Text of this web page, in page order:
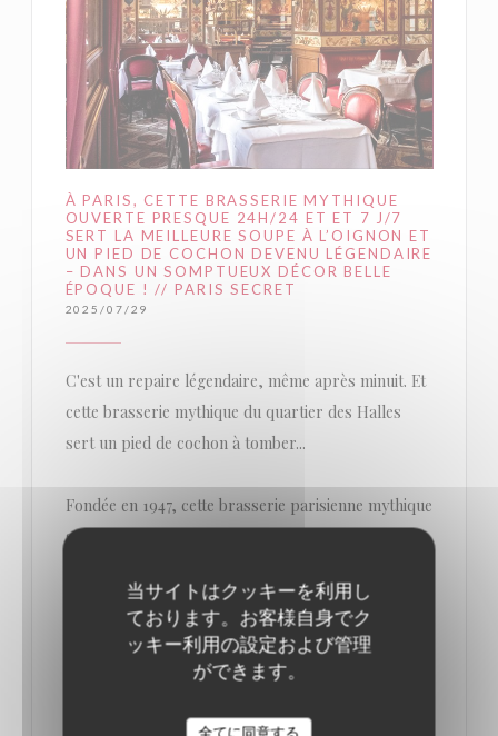
当サイトはクッキーを利用し
ております。お客様自身でク
ッキー利用の設定および管理
ができます。
全てに同意する
À PARIS, CETTE BRASSERIE MYTHIQUE
OUVERTE PRESQUE 24H/24 ET ET 7 J/7
SERT LA MEILLEURE SOUPE À L’OIGNON ET
UN PIED DE COCHON DEVENU LÉGENDAIRE
– DANS UN SOMPTUEUX DÉCOR BELLE
ÉPOQUE ! // PARIS SECRET
2025/07/29
C'est un repaire légendaire, même après minuit. Et
cette brasserie mythique du quartier des Halles
sert un pied de cochon à tomber...
Fondée en 1947, cette brasserie parisienne mythique
sert un pied de cochon dont la recette est
24h/24 et 7 jours sur 7, ce lieu où la gastronomie
française est reine est un incontournable à Paris. Et
ce, même après minuit ! Il ne vous reste plus qu’à
poignées dorées… en forme de pieds de cochon !